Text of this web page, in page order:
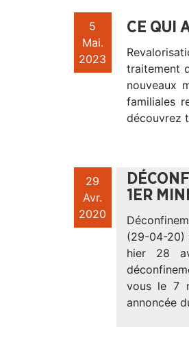
5
Mai.
2023
CE QUI
traitement
nouveaux
familiales
découvrez
29
Avr.
2020
1ER
(29-04-20)
hier 28
vous le 7
annoncée